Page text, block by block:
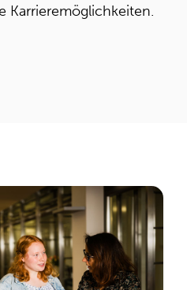
Karrieremöglichkeiten.